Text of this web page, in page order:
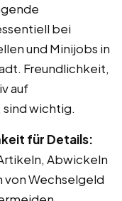
bei
und Minijobs in
Freundlichkeit,
auf
wichtig.
für Details:
Abwickeln
von Wechselgeld